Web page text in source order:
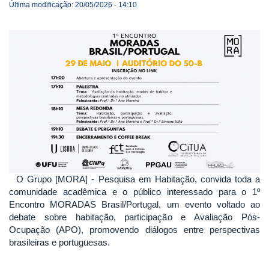
Última modificação: 20/05/2026 - 14:10
O Grupo [MORA] - Pesquisa em Habitação, convida toda a
comunidade acadêmica e o público interessado para o 1º
Encontro MORADAS Brasil/Portugal, um evento voltado ao
debate sobre habitação, participação e Avaliação Pós-
Ocupação (APO), promovendo diálogos entre perspectivas
brasileiras e portuguesas.